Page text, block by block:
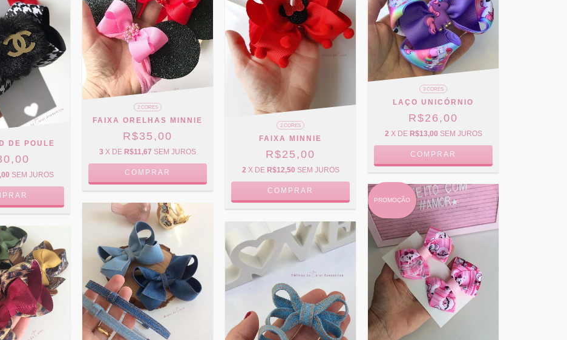
DE POULE
SEM JUROS
2 CORES
FAIXA ORELHAS MINNIE
R$35,00
3 X DE R$11,67 SEM JUROS
COMPRAR
2 CORES
FAIXA MINNIE
R$25,00
2 X DE R$12,50 SEM JUROS
COMPRAR
3 CORES
LAÇO UNICÓRNIO
R$26,00
2 X DE R$13,00 SEM JUROS
COMPRAR
PROMOÇÃO